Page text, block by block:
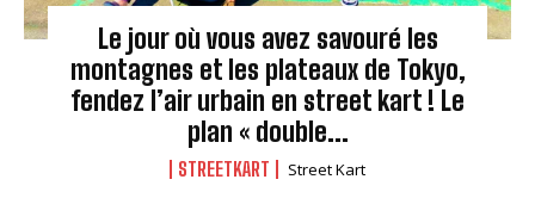
Le jour où vous avez savouré les
montagnes et les plateaux de Tokyo,
fendez l’air urbain en street kart ! Le
plan « double...
STREETKART Street Kart